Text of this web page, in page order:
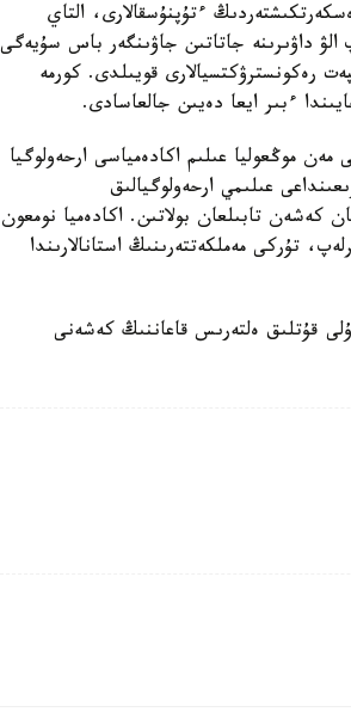
ءتۇپنۇسقالارى، التاي
داۋىرىنە جاتاتىن جاۋىنگەر باس
رەكونسترۋكتسيالارى قويىلدى. كورمە
ءبىر ايعا دەيىن جالعاسادى.
موڭعوليا عىلىم اكادەمياسى ارحەولوگيا
عىلىمي ارحەولوگيالىق
كەشەن تابىلعان بولاتىن. اكادەميا نومعون
تۇركى مەملكەتتەرىنىڭ استانالارىندا
قۇتلىق ەلتەرىس قاعاننىڭ كەشەنى